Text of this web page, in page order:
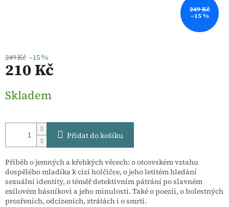
249 Kč
–15 %
249 Kč –15 %
210 Kč
cena:
Skladem
Přidat do košíku
Příběh o jemných a křehkých věcech: o otcovském vztahu
dospělého mladíka k cizí holčičce, o jeho letitém hledání
sexuální identity, o téměř detektivním pátrání po slavném
exilovém básníkovi a jeho minulosti. Také o poezii, o bolestných
prozřeních, odcizeních, ztrátách i o smrti.